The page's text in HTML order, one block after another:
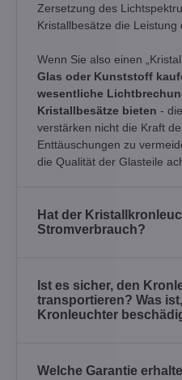
Zersetzung des
Kristallbesätze die Leistung
Wenn Sie also einen
Glas oder Kunststoff
wesentliche
Kristallbesätze bieten -
verstärken nicht die Kraft
Enttäuschungen zu
die Qualität der Glasteile
Hat der
Stromverbrauch?
Ist es sicher, den
transportieren? Was
Kronleuchter
Welche Garantie